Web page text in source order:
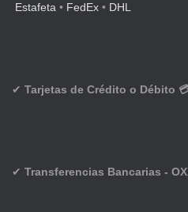
Estafeta • FedEx • DHL
✔ Tarjetas de Crédito o Débito
✔ Transferencias Bancarias -